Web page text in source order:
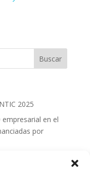
2025
en el
por